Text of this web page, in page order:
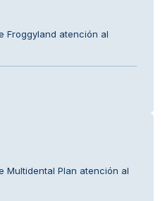
Froggyland atención al
Multidental Plan atención al